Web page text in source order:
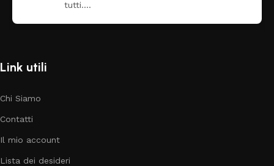
tutti….
Link utili
Chi Siamo
Contatti
Il mio account
Lista dei desideri